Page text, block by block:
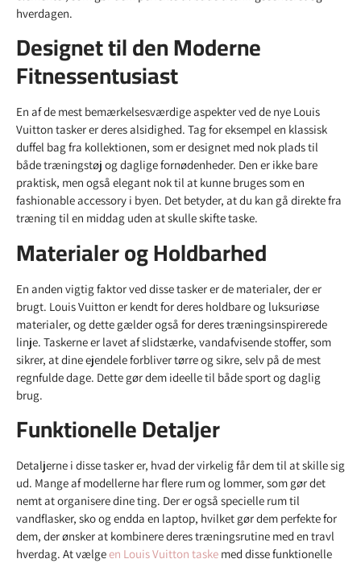
hverdagen.
Designet til den Moderne
Fitnessentusiast
En af de mest bemærkelsesværdige aspekter ved de nye Louis
Vuitton tasker er deres alsidighed. Tag for eksempel en klassisk
duffel bag fra kollektionen, som er designet med nok plads til
både træningstøj og daglige fornødenheder. Den er ikke bare
praktisk, men også elegant nok til at kunne bruges som en
fashionable accessory i byen. Det betyder, at du kan gå direkte fra
træning til en middag uden at skulle skifte taske.
Materialer og Holdbarhed
En anden vigtig faktor ved disse tasker er de materialer, der er
brugt. Louis Vuitton er kendt for deres holdbare og luksuriøse
materialer, og dette gælder også for deres træningsinspirerede
linje. Taskerne er lavet af slidstærke, vandafvisende stoffer, som
sikrer, at dine ejendele forbliver tørre og sikre, selv på de mest
regnfulde dage. Dette gør dem ideelle til både sport og daglig
brug.
Funktionelle Detaljer
Detaljerne i disse tasker er, hvad der virkelig får dem til at skille sig
ud. Mange af modellerne har flere rum og lommer, som gør det
nemt at organisere dine ting. Der er også specielle rum til
vandflasker, sko og endda en laptop, hvilket gør dem perfekte for
dem, der ønsker at kombinere deres træningsrutine med en travl
hverdag. At vælgeen Louis Vuitton taske med disse funktionelle